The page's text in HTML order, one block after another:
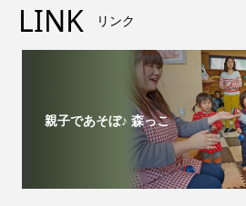
LINK リンク
親子であそぼ♪ 森っこ